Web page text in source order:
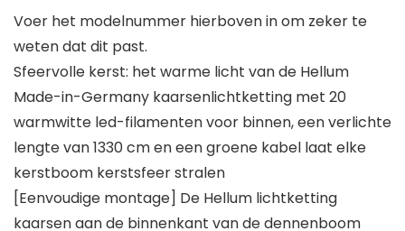
Voer het modelnummer hierboven in om zeker te
weten dat dit past.
Sfeervolle kerst: het warme licht van de Hellum
Made-in-Germany kaarsenlichtketting met 20
warmwitte led-filamenten voor binnen, een verlichte
lengte van 1330 cm en een groene kabel laat elke
kerstboom kerstsfeer stralen
[Eenvoudige montage] De Hellum lichtketting
kaarsen aan de binnenkant van de dennenboom